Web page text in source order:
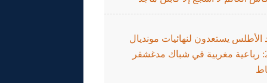
الأطلس يستعدون لنهائيات مونديال
2026: رباعية مغربية في شباك مدغشقر